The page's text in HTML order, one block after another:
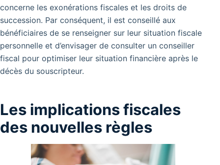
concerne les exonérations fiscales et les droits de
succession. Par conséquent, il est conseillé aux
bénéficiaires de se renseigner sur leur situation fiscale
personnelle et d’envisager de consulter un conseiller
fiscal pour optimiser leur situation financière après le
décès du souscripteur.
Les implications fiscales
des nouvelles règles